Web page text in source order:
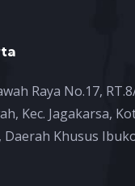
Raya No.17,
Kec. Jagakarsa,
Daerah Khusus